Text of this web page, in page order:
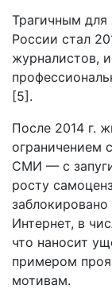
Трагичным для
России стал
журналистов,
[5].
После 2014 г.
ограничением
СМИ — с
росту
Интернет, в
что наносит
примером
мотивам.